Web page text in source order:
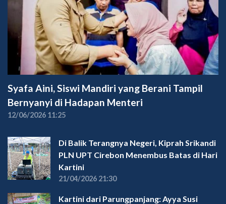
Syafa Aini, Siswi Mandiri yang Berani Tampil
Bernyanyi di Hadapan Menteri
12/06/2026 11:25
Di Balik Terangnya Negeri, Kiprah Srikandi
PLN UPT Cirebon Menembus Batas di Hari
Kartini
21/04/2026 21:30
Kartini dari Parungpanjang: Ayya Susi